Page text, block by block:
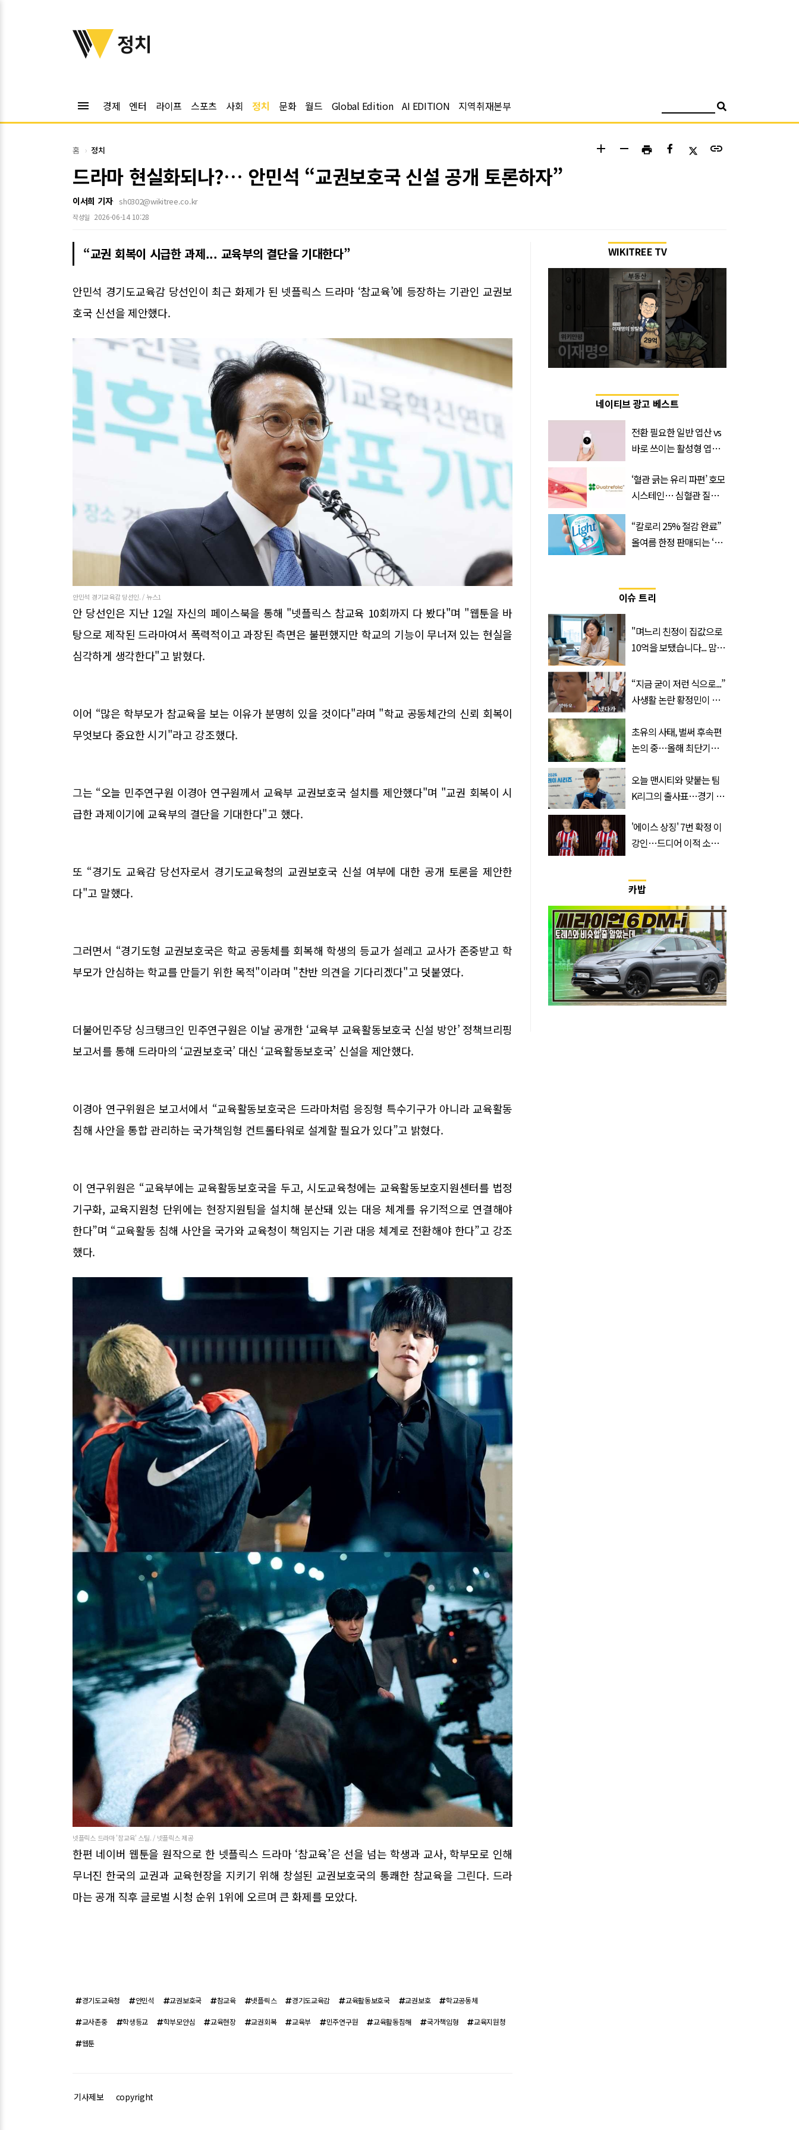
위키트리
정치
menu 경제 엔터 라이프 스포츠 사회 정치 문화 월드 Global Edition AI EDITION 지역취재본부
홈 정치 add remove print link
드라마 현실화되나?… 안민석 “교권보호국 신설 공개 토론하자”
이서희 기자 sh0302@wikitree.co.kr
작성일 2026-06-14 10:28
“교권 회복이 시급한 과제... 교육부의 결단을 기대한다”
안민석 경기도교육감 당선인이 최근 화제가 된 넷플릭스 드라마 ‘참교육’에 등장하는 기관인 교권보
호국 신선을 제안했다.
안민석 경기교육감 당선인. / 뉴스1
안 당선인은 지난 12일 자신의 페이스북을 통해 "넷플릭스 참교육 10회까지 다 봤다"며 "웹툰을 바
탕으로 제작된 드라마여서 폭력적이고 과장된 측면은 불편했지만 학교의 기능이 무너져 있는 현실을
심각하게 생각한다"고 밝혔다.
이어 “많은 학부모가 참교육을 보는 이유가 분명히 있을 것이다"라며 "학교 공동체간의 신뢰 회복이
무엇보다 중요한 시기"라고 강조했다.
그는 “오늘 민주연구원 이경아 연구원께서 교육부 교권보호국 설치를 제안했다"며 "교권 회복이 시
급한 과제이기에 교육부의 결단을 기대한다"고 했다.
또 “경기도 교육감 당선자로서 경기도교육청의 교권보호국 신설 여부에 대한 공개 토론을 제안한
다"고 말했다.
그러면서 “경기도형 교권보호국은 학교 공동체를 회복해 학생의 등교가 설레고 교사가 존중받고 학
부모가 안심하는 학교를 만들기 위한 목적"이라며 "찬반 의견을 기다리겠다"고 덧붙였다.
더불어민주당 싱크탱크인 민주연구원은 이날 공개한 ‘교육부 교육활동보호국 신설 방안’ 정책브리핑
보고서를 통해 드라마의 ‘교권보호국’ 대신 ‘교육활동보호국’ 신설을 제안했다.
이경아 연구위원은 보고서에서 “교육활동보호국은 드라마처럼 응징형 특수기구가 아니라 교육활동
침해 사안을 통합 관리하는 국가책임형 컨트롤타워로 설계할 필요가 있다”고 밝혔다.
이 연구위원은 “교육부에는 교육활동보호국을 두고, 시도교육청에는 교육활동보호지원센터를 법정
기구화, 교육지원청 단위에는 현장지원팀을 설치해 분산돼 있는 대응 체계를 유기적으로 연결해야
한다”며 “교육활동 침해 사안을 국가와 교육청이 책임지는 기관 대응 체계로 전환해야 한다”고 강조
했다.
넷플릭스 드라마 '참교육' 스틸. / 넷플릭스 제공
한편 네이버 웹툰을 원작으로 한 넷플릭스 드라마 ‘참교육’은 선을 넘는 학생과 교사, 학부모로 인해
무너진 한국의 교권과 교육현장을 지키기 위해 창설된 교권보호국의 통쾌한 참교육을 그린다. 드라
마는 공개 직후 글로벌 시청 순위 1위에 오르며 큰 화제를 모았다.
경기도교육청 안민석 교권보호국 참교육 넷플릭스 경기도교육감 교육활동보호국 교권보호 학교공동체
교사존중 학생등교 학부모안심 교육현장 교권회복 교육부 민주연구원 교육활동침해 국가책임형 교육지원청
웹툰
기사제보 copyright
WIKITREE TV
네이티브 광고 베스트
전환 필요한 일반 엽산 vs
바로 쓰이는 활성형 엽
‘Quatrefolic®’ 주목
‘혈관 긁는 유리 파편’ 호모
시스테인… 심혈관 질환
“칼로리 25% 절감 완료”
올여름 한정 판매되는 ‘최
이슈 트리
"며느리 친정이 집값으로
10억을 보탰습니다... 맘이
“지금 굳이 저런 식으로...”
사생활 논란 황정민이 곧
초유의 사태, 벌써 후속편
논의 중…올해 최단기간
정체
오늘 맨시티와 맞붙는 팀
K리그의 출사표…경기 시
'에이스 상징' 7번 확정 이
강인…드디어 이적 소감
카밥